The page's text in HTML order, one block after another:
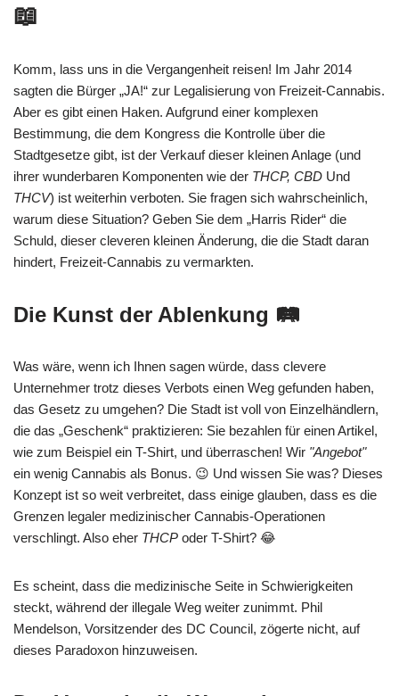
📖
Komm, lass uns in die Vergangenheit reisen! Im Jahr 2014
sagten die Bürger „JA!“ zur Legalisierung von Freizeit-Cannabis.
Aber es gibt einen Haken. Aufgrund einer komplexen
Bestimmung, die dem Kongress die Kontrolle über die
Stadtgesetze gibt, ist der Verkauf dieser kleinen Anlage (und
ihrer wunderbaren Komponenten wie der THCP, CBD Und
THCV) ist weiterhin verboten. Sie fragen sich wahrscheinlich,
warum diese Situation? Geben Sie dem „Harris Rider“ die
Schuld, dieser cleveren kleinen Änderung, die die Stadt daran
hindert, Freizeit-Cannabis zu vermarkten.
Die Kunst der Ablenkung 🛤️
Was wäre, wenn ich Ihnen sagen würde, dass clevere
Unternehmer trotz dieses Verbots einen Weg gefunden haben,
das Gesetz zu umgehen? Die Stadt ist voll von Einzelhändlern,
die das „Geschenk“ praktizieren: Sie bezahlen für einen Artikel,
wie zum Beispiel ein T-Shirt, und überraschen! Wir "Angebot"
ein wenig Cannabis als Bonus. 😉 Und wissen Sie was? Dieses
Konzept ist so weit verbreitet, dass einige glauben, dass es die
Grenzen legaler medizinischer Cannabis-Operationen
verschlingt. Also eher THCP oder T-Shirt? 😂
Es scheint, dass die medizinische Seite in Schwierigkeiten
steckt, während der illegale Weg weiter zunimmt. Phil
Mendelson, Vorsitzender des DC Council, zögerte nicht, auf
dieses Paradoxon hinzuweisen.